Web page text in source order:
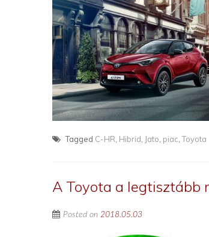
Tagged C-HR Hibrid Jato piac ,Toyota
A Toyota a legtisztább
Posted on 2018.05.03